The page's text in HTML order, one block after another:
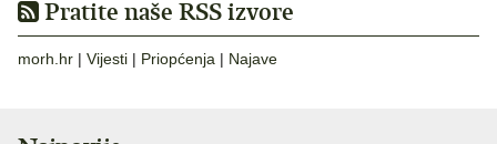
Pratite naše RSS izvore
morh.hr | Vijesti | Priopćenja | Najave